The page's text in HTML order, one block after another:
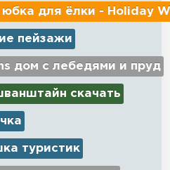
для ёлки - Holiday
пейзажи
дом с лебедями и пруд
скачать
туристик